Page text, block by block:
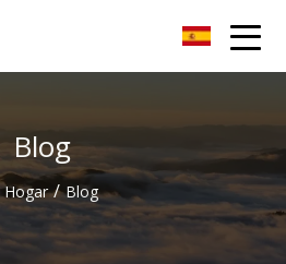
Blog
Hogar / Blog